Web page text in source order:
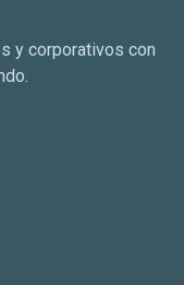
y corporativos con